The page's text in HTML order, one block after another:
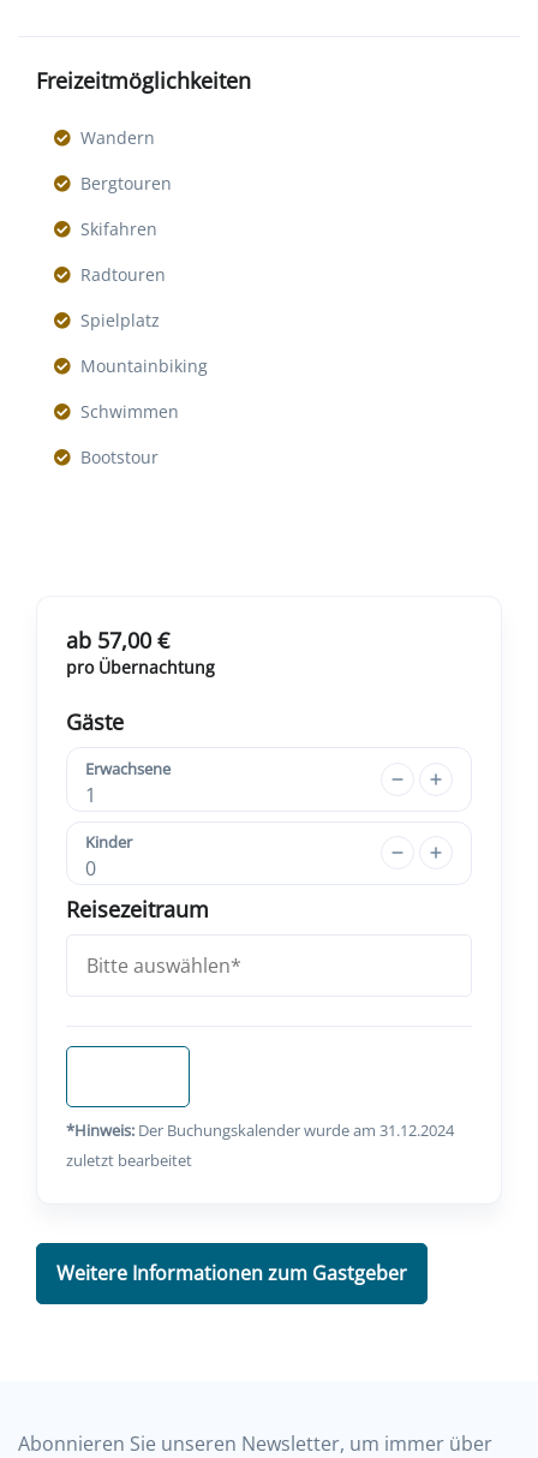
Freizeitmöglichkeiten
Wandern
Bergtouren
Skifahren
Radtouren
Spielplatz
Mountainbiking
Schwimmen
Bootstour
ab 57,00 €
pro Übernachtung
Gäste
Erwachsene
1
Kinder
0
Reisezeitraum
*Hinweis: Der Buchungskalender wurde am 31.12.2024
zuletzt bearbeitet
Weitere Informationen zum Gastgeber
Abonnieren Sie unseren Newsletter, um immer über